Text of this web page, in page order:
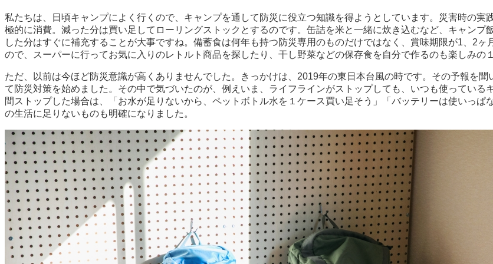
私たちは、日頃キャンプによく行くので、キャンプを通して防災に役立つ知識を得ようとしています。災害時の
極的に消費。減った分は買い足してローリングストックとするのです。缶詰を米と一緒に炊き込むなど、キャン
した分はすぐに補充することが大事ですね。備蓄食は何年も持つ防災専用のものだけではなく、賞味期限が1、2
ので、スーパーに行ってお気に入りのレトルト商品を探したり、干し野菜などの保存食を自分で作るのも楽しみの
ただ、以前は今ほど防災意識が高くありませんでした。きっかけは、2019年の東日本台風の時です。その予報を
て防災対策を始めました。その中で気づいたのが、例えいま、ライフラインがストップしても、いつも使ってい
間ストップした場合は、「お水が足りないから、ペットボトル水を１ケース買い足そう」「バッテリーは使いっ
の生活に足りないものも明確になりました。